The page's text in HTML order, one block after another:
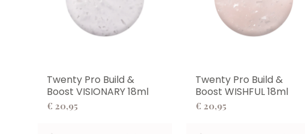
Twenty Pro Build &
Boost VISIONARY 18ml
€ 20,95
Twenty Pro Build &
Boost WISHFUL 18ml
€ 20,95